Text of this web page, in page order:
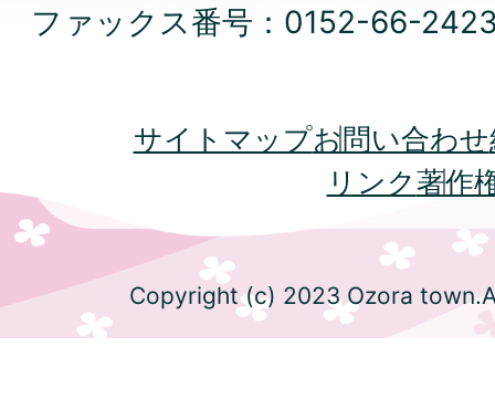
ファックス番号：0152-66-
サイトマップお問い合わせ
リンク著作
Copyright (c) 2023 Ozora